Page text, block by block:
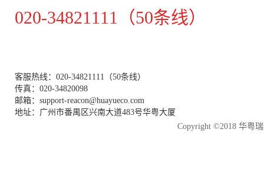
020-34821111（50条线）
客服热线：020-34821111（50条线）
传真：020-34820098
邮箱：support-reacon@huayueco.com
地址：广州市番禺区兴南大道483号华粤大厦
Copyright ©2018 华粤